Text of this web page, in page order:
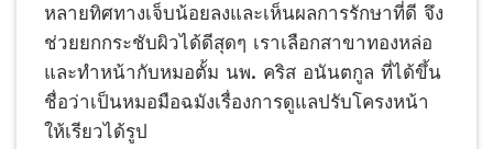
หลายทิศทางเจ็บน้อยลงและเห็นผลการรักษาที่ดี จึง
ช่วยยกกระชับผิวได้ดีสุดๆ เราเลือกสาขาทองหล่อ
และทำหน้ากับหมอตั้ม นพ. คริส อนันตกูล ที่ได้ขึ้น
ชื่อว่าเป็นหมอมือฉมังเรื่องการดูแลปรับโครงหน้า
ให้เรียวได้รูป